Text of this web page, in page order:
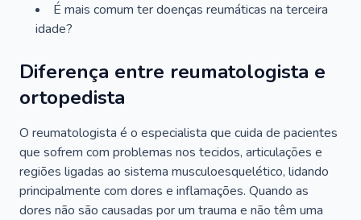
É mais comum ter doenças reumáticas na terceira
idade?
Diferença entre reumatologista e
ortopedista
O reumatologista é o especialista que cuida de pacientes
que sofrem com problemas nos tecidos, articulações e
regiões ligadas ao sistema musculoesquelético, lidando
principalmente com dores e inflamações. Quando as
dores não são causadas por um trauma e não têm uma